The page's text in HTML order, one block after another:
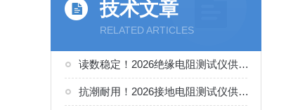
技术文章
RELATED ARTICLES
读数稳定！2026绝缘电阻测试仪供货商。如何正确选择适合的厂家
抗潮耐用！2026接地电阻测试仪供货商。如何正确选择适合的厂家